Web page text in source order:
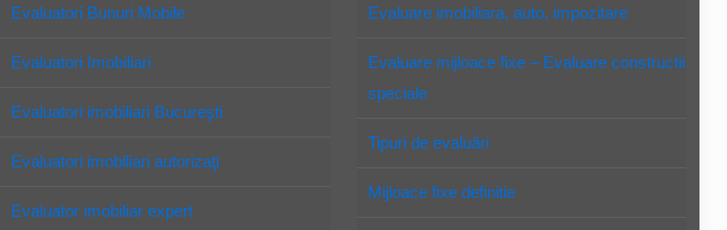
Evaluatori Bunuri Mobile
Evaluatori Imobiliari
Evaluatori imobiliari Bucureşti
Evaluatori imobiliari autorizaţi
Evaluator imobiliar expert
Evaluare imobiliara, auto, impozitare
Evaluare mijloace fixe – Evaluare constructii
speciale
Tipuri de evaluări
Mijloace fixe definitie